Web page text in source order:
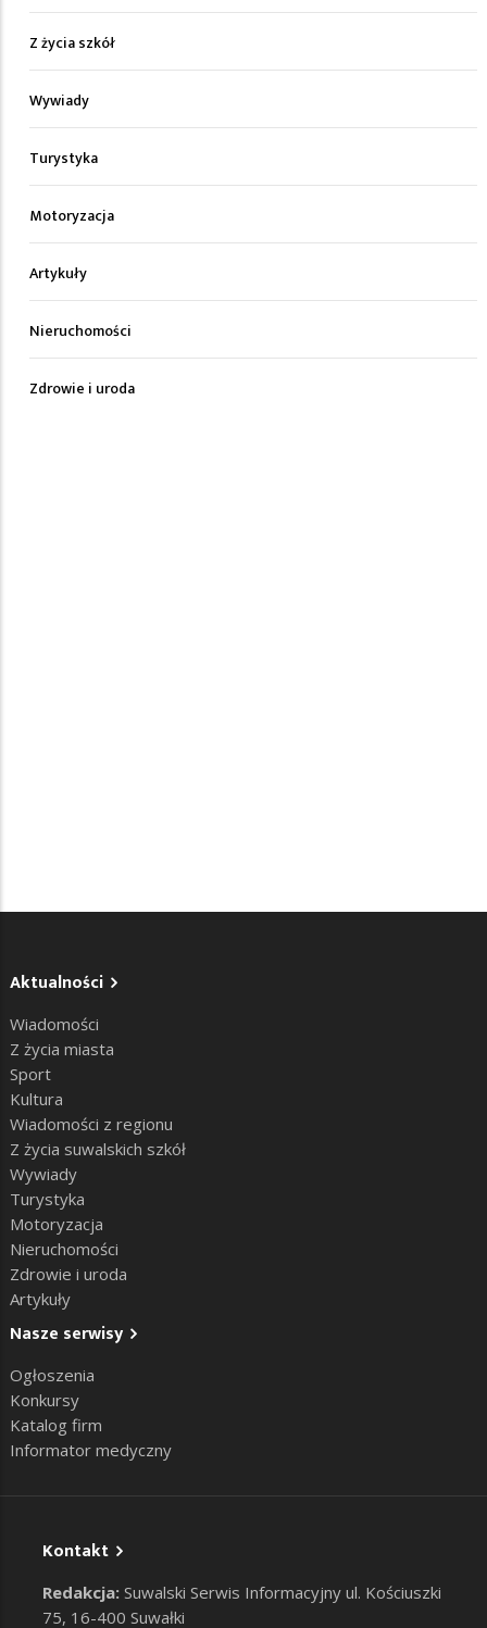
Z życia szkół
Wywiady
Turystyka
Motoryzacja
Artykuły
Nieruchomości
Zdrowie i uroda
Aktualności
Wiadomości
Z życia miasta
Sport
Kultura
Wiadomości z regionu
Z życia suwalskich szkół
Wywiady
Turystyka
Motoryzacja
Nieruchomości
Zdrowie i uroda
Artykuły
Nasze serwisy
Ogłoszenia
Konkursy
Katalog firm
Informator medyczny
Kontakt
Redakcja: Suwalski Serwis Informacyjny ul. Kościuszki
75, 16-400 Suwałki